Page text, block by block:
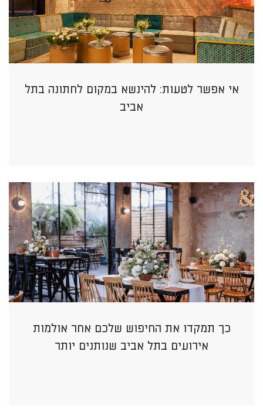
אי אפשר לטעות: להינשא במקום לחתונה בתל
אביב
כך תמקדו את החיפוש שלכם אחר אולמות
אירועים בתל אביב שנותנים יותר